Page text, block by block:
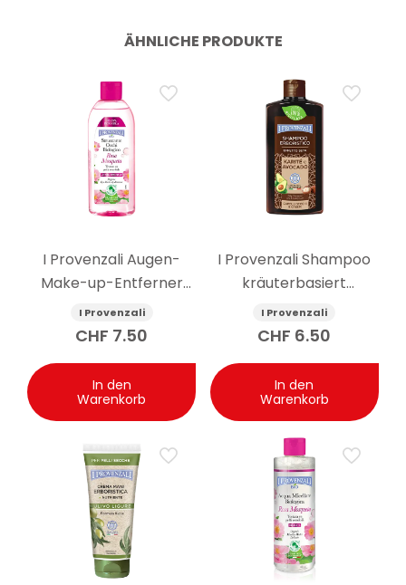
ÄHNLICHE PRODUKTE
I Provenzali Augen-
Make-up-Entferner
Bio-Hagebutte 150 ml
I Provenzali
CHF 7.50
In den
Warenkorb
I Provenzali Shampoo
kräuterbasiert
Seideneffekt
Sheabutter und
I Provenzali
CHF 6.50
In den
Warenkorb